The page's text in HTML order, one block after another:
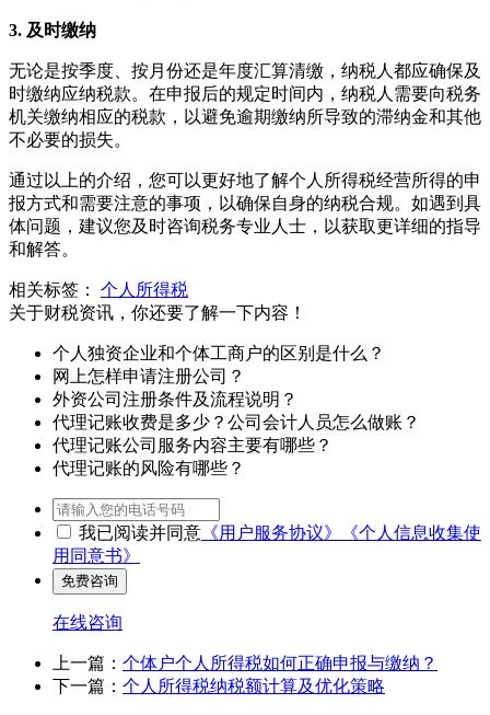
3. 及时缴纳
无论是按季度、按月份还是年度汇算清缴，纳税人都应确保及
时缴纳应纳税款。在申报后的规定时间内，纳税人需要向税务
机关缴纳相应的税款，以避免逾期缴纳所导致的滞纳金和其他
不必要的损失。
通过以上的介绍，您可以更好地了解个人所得税经营所得的申
报方式和需要注意的事项，以确保自身的纳税合规。如遇到具
体问题，建议您及时咨询税务专业人士，以获取更详细的指导
和解答。
相关标签： 个人所得税
关于财税资讯，你还要了解一下内容！
个人独资企业和个体工商户的区别是什么？
网上怎样申请注册公司？
外资公司注册条件及流程说明？
代理记账收费是多少？公司会计人员怎么做账？
代理记账公司服务内容主要有哪些？
代理记账的风险有哪些？
我已阅读并同意 《用户服务协议》
《个人信息收集使
用同意书》
在线咨询
上一篇： 个体户个人所得税如何正确申报与缴纳？
下一篇： 个人所得税纳税额计算及优化策略